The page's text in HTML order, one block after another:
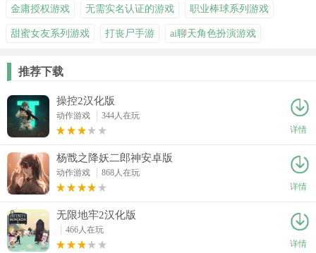
金庸授权游戏 无需实名认证的游戏 职业棒球系列游戏
甜蜜女友系列游戏 打丧尸手游 ai聊天角色扮演游戏
推荐下载
操控2汉化版
动作游戏
344人在玩
详情
杨戬之降妖二郎神安卓版
动作游戏
868人在玩
详情
无限地牢2汉化版
466人在玩
详情